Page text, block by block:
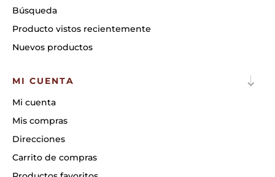
Búsqueda
Producto vistos recientemente
Nuevos productos
MI CUENTA
Mi cuenta
Mis compras
Direcciones
Carrito de compras